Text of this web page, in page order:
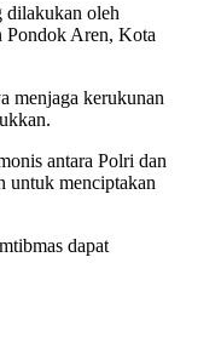
dilakukan oleh
Pondok Aren, Kota
menjaga kerukunan
antara Polri dan
untuk menciptakan
dapat